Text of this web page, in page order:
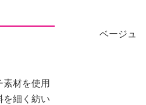
材を使用
を細く紡い
ベージュ